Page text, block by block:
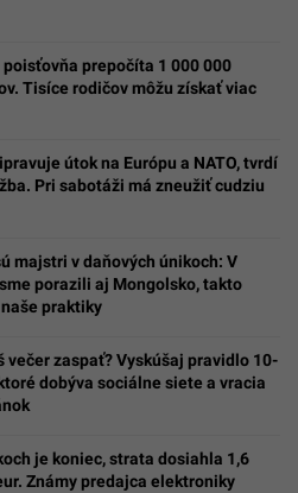
prepočíta 1 000 000
Tisíce rodičov môžu získať viac
útok na Európu a NATO, tvrdí
Pri sabotáži má zneužiť cudziu
majstri v daňových únikoch: V
porazili aj Mongolsko, takto
praktiky
večer zaspať? Vyskúšaj pravidlo 10-
dobýva sociálne siete a vracia
je koniec, strata dosiahla 1,6
Známy predajca elektroniky